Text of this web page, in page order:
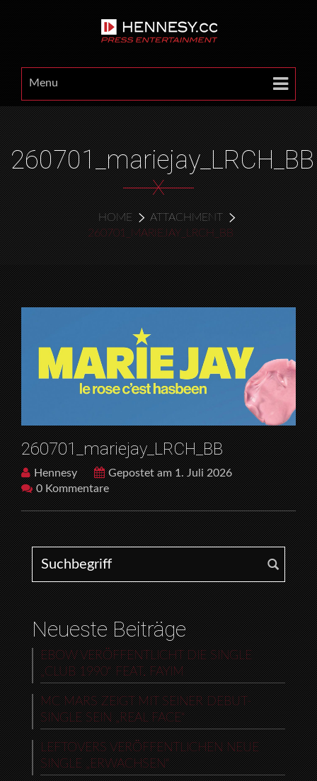
Menu
260701_mariejay_LRCH_BB
X
HOME
ATTACHMENT
260701_MARIEJAY_LRCH_BB
260701_mariejay_LRCH_BB
Hennesy
Gepostet am 1. Juli 2026
0 Kommentare
Search for:
Neueste Beiträge
EBOW VERÖFFENTLICHT DIE SINGLE
„CLUB 1990“ FEAT. FAYIM
MC MARS ZEIGT MIT SEINER DEBUT-
SINGLE SEIN „REAL FACE“
LEFTOVERS VERÖFFENTLICHEN NEUE
SINGLE „ERWACHSEN“